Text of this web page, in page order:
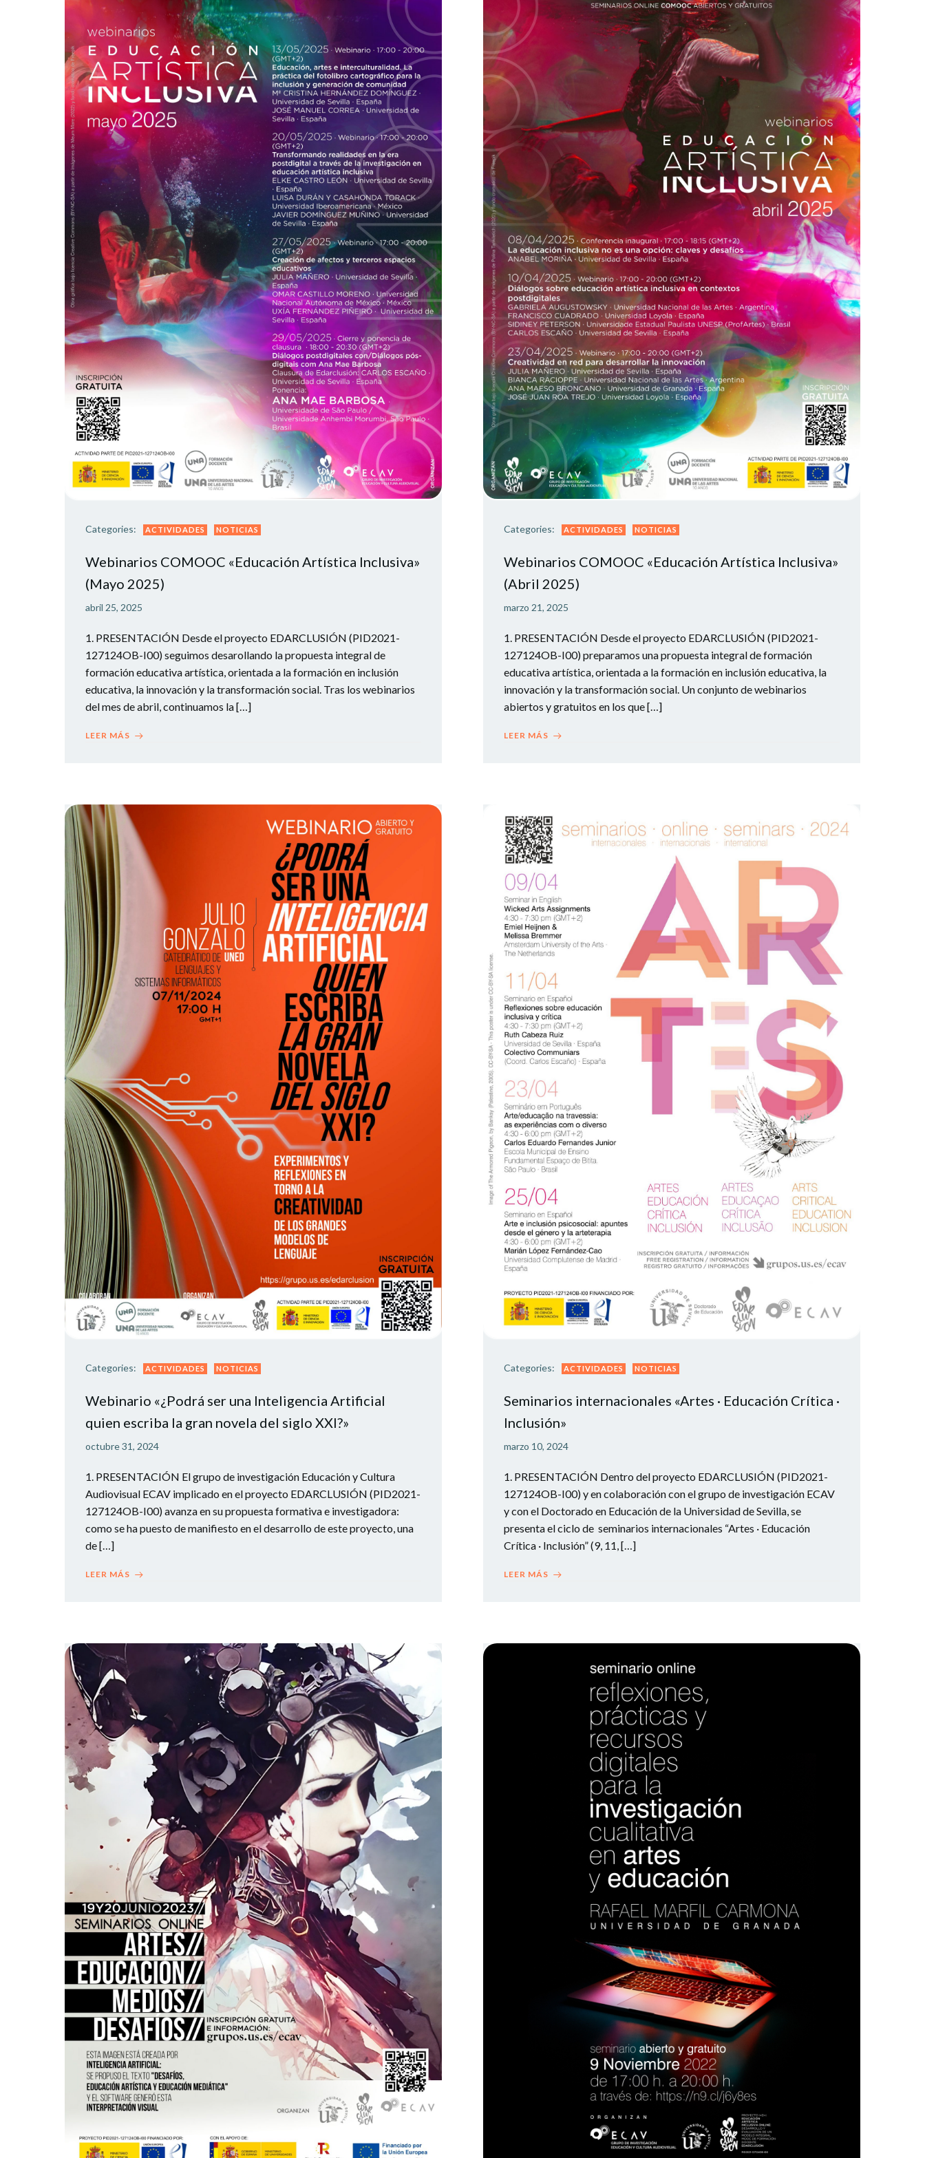
Categories: ACTIVIDADES NOTICIAS
Webinarios COMOOC «Educación Artística Inclusiva»
(Mayo 2025)
abril 25, 2025
1. PRESENTACIÓN Desde el proyecto EDARCLUSIÓN (PID2021-
127124OB-I00) seguimos desarollando la propuesta integral de
formación educativa artística, orientada a la formación en inclusión
educativa, la innovación y la transformación social. Tras los webinarios
del mes de abril, continuamos la […]
LEER MÁS
Categories: ACTIVIDADES NOTICIAS
Webinarios COMOOC «Educación Artística Inclusiva»
(Abril 2025)
marzo 21, 2025
1. PRESENTACIÓN Desde el proyecto EDARCLUSIÓN (PID2021-
127124OB-I00) preparamos una propuesta integral de formación
educativa artística, orientada a la formación en inclusión educativa, la
innovación y la transformación social. Un conjunto de webinarios
abiertos y gratuitos en los que […]
LEER MÁS
Categories: ACTIVIDADES NOTICIAS
Webinario «¿Podrá ser una Inteligencia Artificial
quien escriba la gran novela del siglo XXI?»
octubre 31, 2024
1. PRESENTACIÓN El grupo de investigación Educación y Cultura
Audiovisual ECAV implicado en el proyecto EDARCLUSIÓN (PID2021-
127124OB-I00) avanza en su propuesta formativa e investigadora:
como se ha puesto de manifiesto en el desarrollo de este proyecto, una
de […]
LEER MÁS
Categories: ACTIVIDADES NOTICIAS
Seminarios internacionales «Artes · Educación Crítica ·
Inclusión»
marzo 10, 2024
1. PRESENTACIÓN Dentro del proyecto EDARCLUSIÓN (PID2021-
127124OB-I00) y en colaboración con el grupo de investigación ECAV
y con el Doctorado en Educación de la Universidad de Sevilla, se
presenta el ciclo de seminarios internacionales “Artes · Educación
Crítica · Inclusión” (9, 11, […]
LEER MÁS